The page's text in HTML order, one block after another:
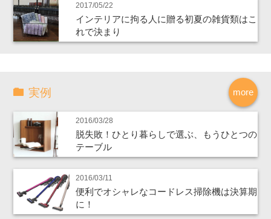
2017/05/22
インテリアに拘る人に贈る初夏の雑貨類はこ
れで決まり
more
実例
2016/03/28
脱失敗！ひとり暮らしで選ぶ、もうひとつの
テーブル
2016/03/11
便利でオシャレなコードレス掃除機は決算期
に！